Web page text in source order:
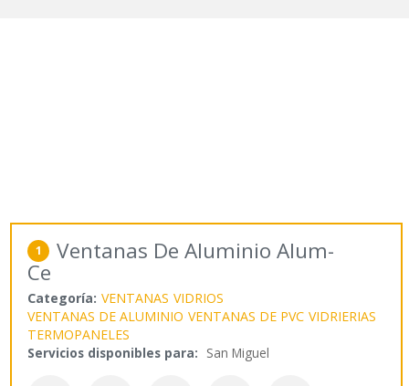
1 Ventanas De Aluminio Alum-
Ce
Categoría: VENTANAS VIDRIOS
VENTANAS DE ALUMINIO VENTANAS DE PVC VIDRIERIAS
TERMOPANELES
Servicios disponibles para: San Miguel